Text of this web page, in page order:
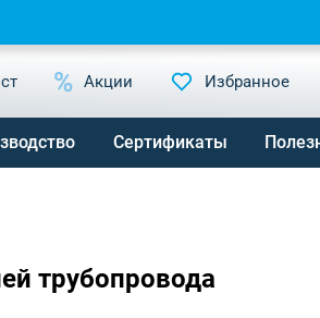
Акции Избранное
Сертификаты
трубопровода